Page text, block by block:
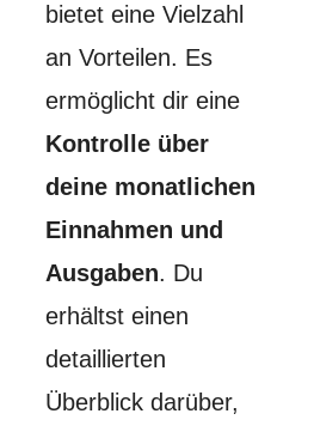
bietet eine Vielzahl
an Vorteilen. Es
ermöglicht dir eine
Kontrolle über
deine monatlichen
Einnahmen und
Ausgaben. Du
erhältst einen
detaillierten
Überblick darüber,